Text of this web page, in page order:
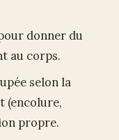
donner du
au corps.
selon la
(encolure,
propre.